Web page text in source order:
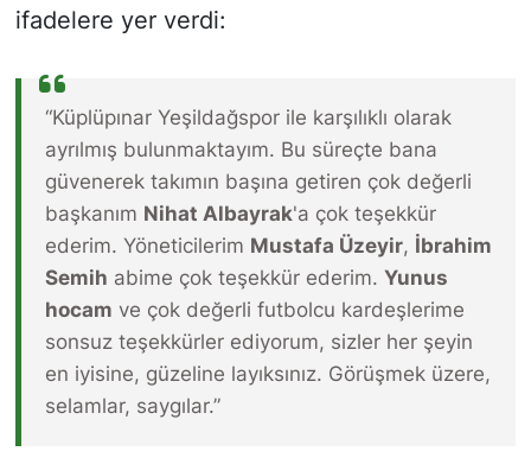
ifadelere yer verdi:
“Küplüpınar Yeşildağspor ile karşılıklı olarak
ayrılmış bulunmaktayım. Bu süreçte bana
güvenerek takımın başına getiren çok değerli
başkanım Nihat Albayrak'a çok teşekkür
ederim. Yöneticilerim Mustafa Üzeyir, İbrahim
Semih abime çok teşekkür ederim. Yunus
hocam ve çok değerli futbolcu kardeşlerime
sonsuz teşekkürler ediyorum, sizler her şeyin
en iyisine, güzeline layıksınız. Görüşmek üzere,
selamlar, saygılar.”